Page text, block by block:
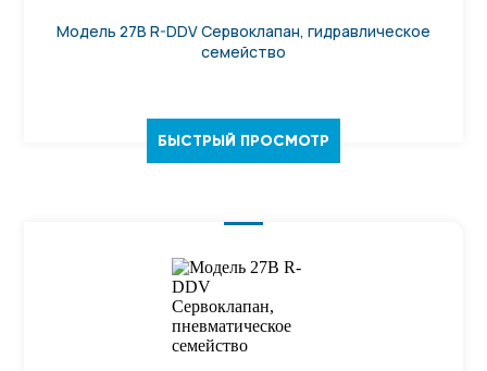
Модель 27B R-DDV Сервоклапан, гидравлическое
семейство
БЫСТРЫЙ ПРОСМОТР